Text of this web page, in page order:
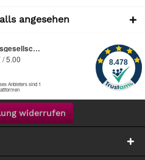
angesehen
widerrufen